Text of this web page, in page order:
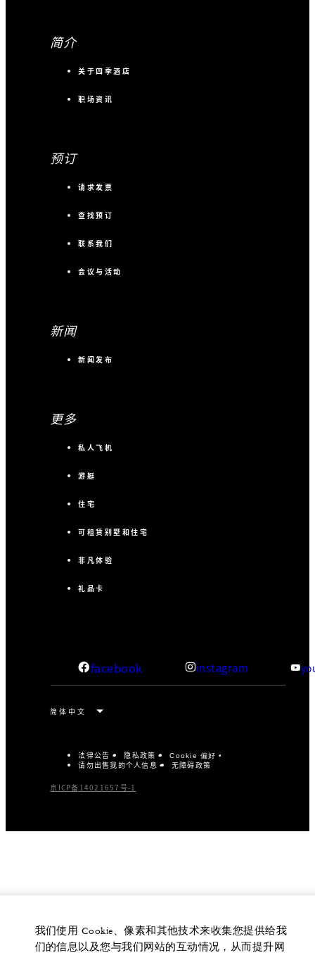
简介
关于四季酒店
职场资讯
预订
请求发票
查找预订
联系我们
会议与活动
新闻
新闻发布
更多
私人飞机
游艇
住宅
可租赁别墅和住宅
非凡体验
礼品卡
facebook instagram
法律公告 隐私政策 Cookie 偏好
请勿出售我的个人信息 无障碍政策
京ICP备14021657号-1
我们使用 Cookie、像素和其他技术来收集您提供给我
们的信息以及您与我们网站的互动情况，从而提升网